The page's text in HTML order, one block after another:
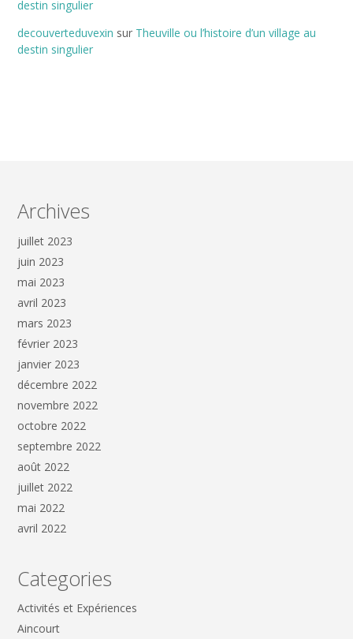
destin singulier
decouverteduvexin sur Theuville ou l’histoire d’un village au
destin singulier
Archives
juillet 2023
juin 2023
mai 2023
avril 2023
mars 2023
février 2023
janvier 2023
décembre 2022
novembre 2022
octobre 2022
septembre 2022
août 2022
juillet 2022
mai 2022
avril 2022
Categories
Activités et Expériences
Aincourt